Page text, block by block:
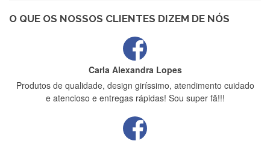
O QUE OS NOSSOS CLIENTES DIZEM DE NÓS
estrelas
Carla Alexandra Lopes
Produtos de qualidade, design giríssimo, atendimento cuidado
e atencioso e entregas rápidas! Sou super fã!!!